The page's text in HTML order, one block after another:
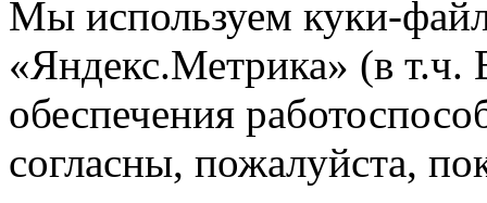
Мы используем куки-
«Яндекс.Метрика» (в т.ч.
обеспечения
согласны, пожалуйста,